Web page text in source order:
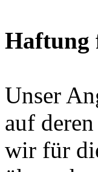
Haftung
Unser
auf
wir für